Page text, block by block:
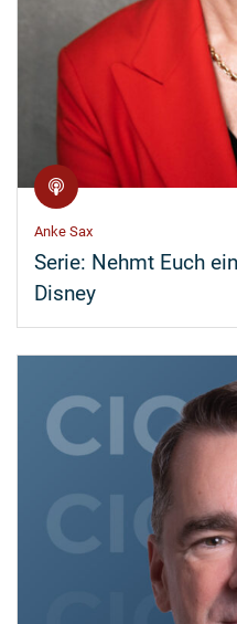
Anke Sax
Serie: Nehmt Euch
Disney